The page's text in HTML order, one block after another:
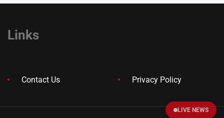
Links
Contact Us Privacy Policy
LIVE NEWS